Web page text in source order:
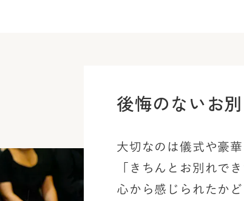
後悔のないお
大切なのは儀式や豪
「きちんとお別れで
心から感じられたか